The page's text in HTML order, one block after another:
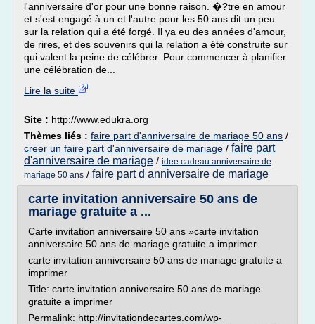
l'anniversaire d'or pour une bonne raison. �?tre en amour
et s'est engagé à un et l'autre pour les 50 ans dit un peu
sur la relation qui a été forgé. Il ya eu des années d'amour,
de rires, et des souvenirs qui la relation a été construite sur
qui valent la peine de célébrer. Pour commencer à planifier
une célébration de...
Lire la suite
Site : http://www.edukra.org
Thèmes liés : faire part d'anniversaire de mariage 50 ans /
creer un faire part d'anniversaire de mariage / faire part
d'anniversaire de mariage / idee cadeau anniversaire de
mariage 50 ans / faire part d anniversaire de mariage
carte invitation anniversaire 50 ans de
mariage gratuite a ...
Carte invitation anniversaire 50 ans »carte invitation
anniversaire 50 ans de mariage gratuite a imprimer
carte invitation anniversaire 50 ans de mariage gratuite a
imprimer
Title: carte invitation anniversaire 50 ans de mariage
gratuite a imprimer
Permalink: http://invitationdecartes.com/wp-